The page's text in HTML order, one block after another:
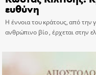
ευθύνη
Η έννοια του κράτους, από την
ανθρώπινο βίο , έρχεται στην